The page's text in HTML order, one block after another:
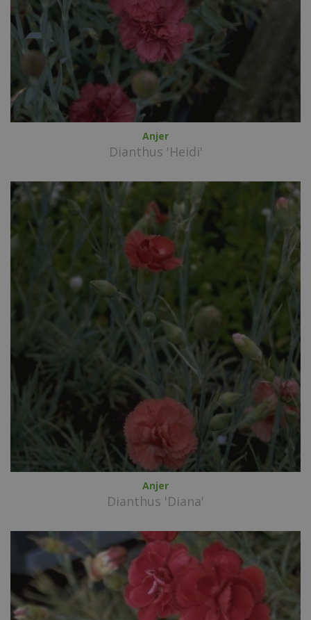
Anjer
Dianthus 'Heidi'
Anjer
Dianthus 'Diana'